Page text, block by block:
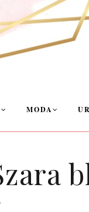
MODA